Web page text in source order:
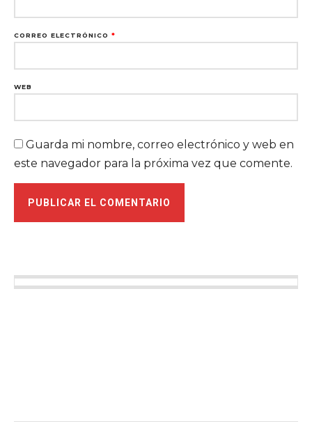
CORREO ELECTRÓNICO *
WEB
Guarda mi nombre, correo electrónico y web en
este navegador para la próxima vez que comente.